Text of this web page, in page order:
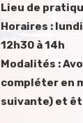
Lieu de
Horaires :
12h30 à 14h
Modalités :
compléter en
suivante) et